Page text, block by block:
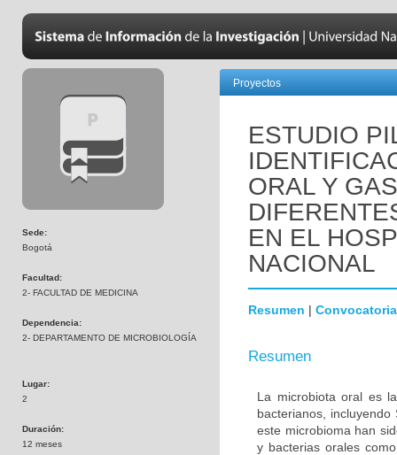
Sede:
Bogotá
Facultad:
2- FACULTAD DE MEDICINA
Dependencia:
2- DEPARTAMENTO DE MICROBIOLOGÍA
Lugar:
2
Duración:
12 meses
Proyectos
ESTUDIO
ORAL Y
EN EL
NACIONAL
Resumen | Convocatoria
Resumen
La microbiota oral es
bacterianos, incluyendo
este microbioma han
y bacterias orales